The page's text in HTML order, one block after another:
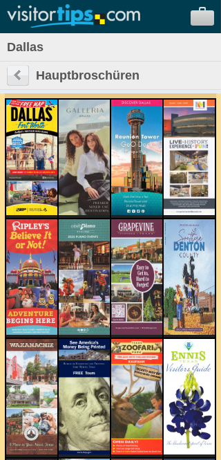
Dallas
Hauptbroschüren